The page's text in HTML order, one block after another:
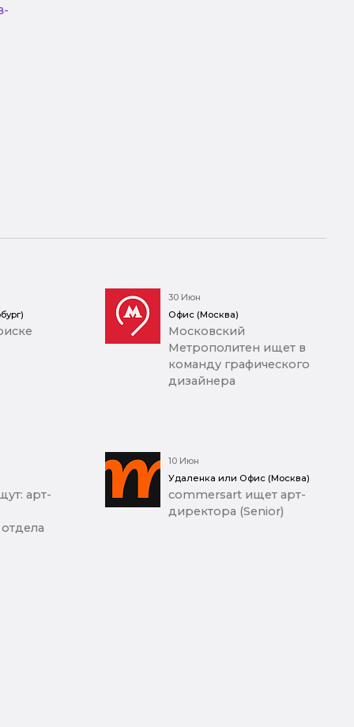
30 Июн
Офис (Москва)
Московский
Метрополитен ищет в
команду графического
дизайнера
арт-
10 Июн
Удаленка или Офис (Москва)
commersart ищет арт-
директора (Senior)